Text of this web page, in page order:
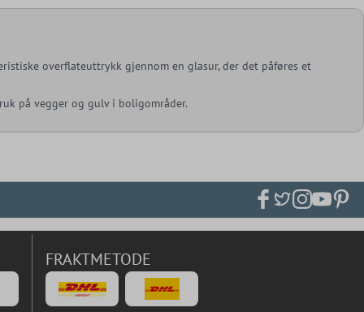
overflateuttrykk gjennom en glasur, der det påføres et
på vegger og gulv i boligområder.
FRAKTMETODE